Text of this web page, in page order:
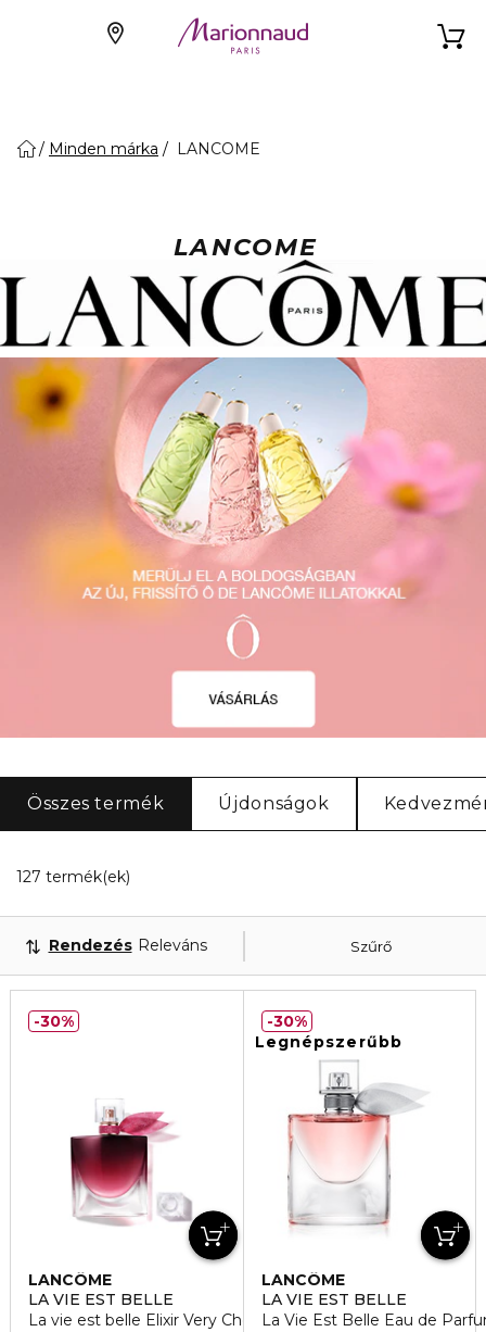
Minden márka LANCOME
LANCOME
Összes termék Újdonságok
127 termék(ek)
Szűrő
Rendezés Releváns
LANCÔME
LA VIE EST BELLE
La vie est belle Elixir Very Cherry Eau de Parfum
30%
Legnépszerűbb
LANCÔME
LA VIE EST BELLE
La Vie Est Belle Eau de
30%